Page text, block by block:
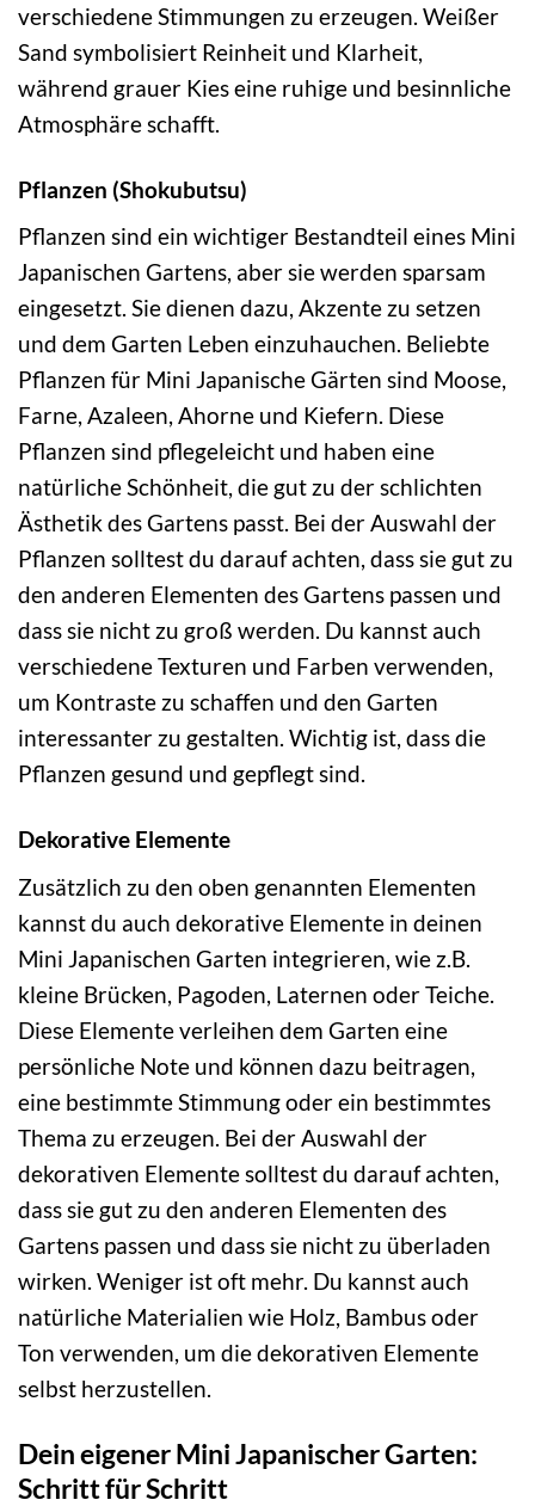
verschiedene Stimmungen zu erzeugen. Weißer
Sand symbolisiert Reinheit und Klarheit,
während grauer Kies eine ruhige und besinnliche
Atmosphäre schafft.
Pflanzen (Shokubutsu)
Pflanzen sind ein wichtiger Bestandteil eines Mini
Japanischen Gartens, aber sie werden sparsam
eingesetzt. Sie dienen dazu, Akzente zu setzen
und dem Garten Leben einzuhauchen. Beliebte
Pflanzen für Mini Japanische Gärten sind Moose,
Farne, Azaleen, Ahorne und Kiefern. Diese
Pflanzen sind pflegeleicht und haben eine
natürliche Schönheit, die gut zu der schlichten
Ästhetik des Gartens passt. Bei der Auswahl der
Pflanzen solltest du darauf achten, dass sie gut zu
den anderen Elementen des Gartens passen und
dass sie nicht zu groß werden. Du kannst auch
verschiedene Texturen und Farben verwenden,
um Kontraste zu schaffen und den Garten
interessanter zu gestalten. Wichtig ist, dass die
Pflanzen gesund und gepflegt sind.
Dekorative Elemente
Zusätzlich zu den oben genannten Elementen
kannst du auch dekorative Elemente in deinen
Mini Japanischen Garten integrieren, wie z.B.
kleine Brücken, Pagoden, Laternen oder Teiche.
Diese Elemente verleihen dem Garten eine
persönliche Note und können dazu beitragen,
eine bestimmte Stimmung oder ein bestimmtes
Thema zu erzeugen. Bei der Auswahl der
dekorativen Elemente solltest du darauf achten,
dass sie gut zu den anderen Elementen des
Gartens passen und dass sie nicht zu überladen
wirken. Weniger ist oft mehr. Du kannst auch
natürliche Materialien wie Holz, Bambus oder
Ton verwenden, um die dekorativen Elemente
selbst herzustellen.
Dein eigener Mini Japanischer Garten:
Schritt für Schritt